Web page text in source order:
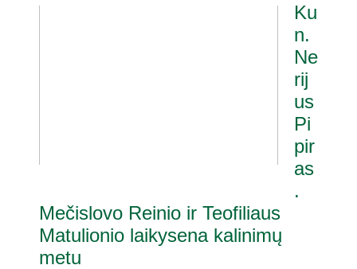
Ku
n.
Ne
rij
us
Pi
pir
as
.
Mečislovo Reinio ir Teofiliaus
Matulionio laikysena kalinimų
metu